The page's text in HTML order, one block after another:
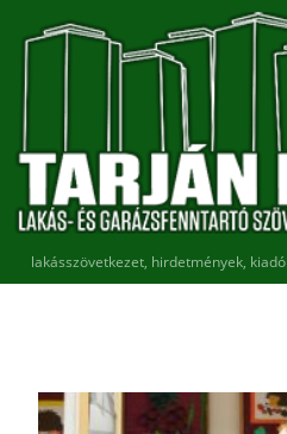
lakásszövetkezet, hirdetmények,